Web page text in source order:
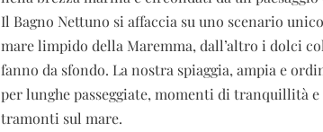
Il Bagno Nettuno si affaccia su uno scenario
mare limpido della Maremma, dall’altro i dolci
fanno da sfondo. La nostra spiaggia, ampia e
per lunghe passeggiate, momenti di tranquillità
tramonti sul mare.